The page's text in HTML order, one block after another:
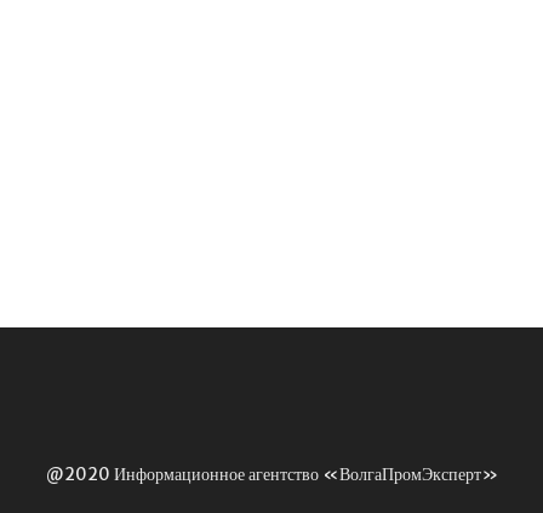
@2020 Информационное агентство «ВолгаПромЭксперт»